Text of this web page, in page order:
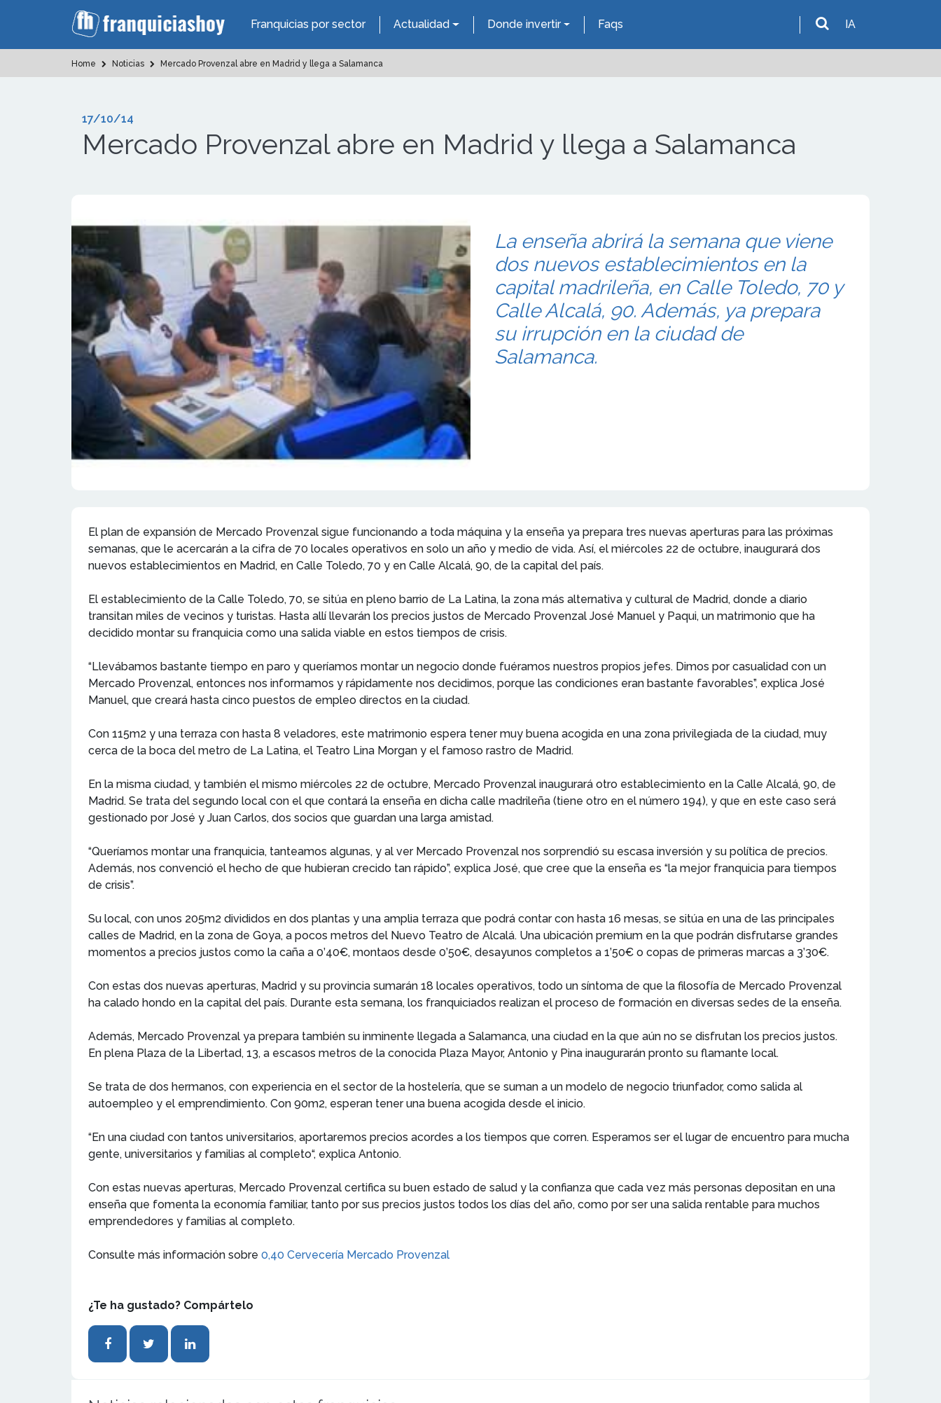
Franquicias por sector Actualidad Donde invertir Faqs IA
Home Noticias Mercado Provenzal abre en Madrid y llega a Salamanca
17/10/14
Mercado Provenzal abre en Madrid y llega a Salamanca
La enseña abrirá la semana que viene
dos nuevos establecimientos en la
capital madrileña, en Calle Toledo, 70 y
Calle Alcalá, 90. Además, ya prepara
su irrupción en la ciudad de
Salamanca.
El plan de expansión de Mercado Provenzal sigue funcionando a toda máquina y la enseña ya prepara tres nuevas aperturas para las próximas
semanas, que le acercarán a la cifra de 70 locales operativos en solo un año y medio de vida. Así, el miércoles 22 de octubre, inaugurará dos
nuevos establecimientos en Madrid, en Calle Toledo, 70 y en Calle Alcalá, 90, de la capital del país.
El establecimiento de la Calle Toledo, 70, se sitúa en pleno barrio de La Latina, la zona más alternativa y cultural de Madrid, donde a diario
transitan miles de vecinos y turistas. Hasta allí llevarán los precios justos de Mercado Provenzal José Manuel y Paqui, un matrimonio que ha
decidido montar su franquicia como una salida viable en estos tiempos de crisis.
“Llevábamos bastante tiempo en paro y queríamos montar un negocio donde fuéramos nuestros propios jefes. Dimos por casualidad con un
Mercado Provenzal, entonces nos informamos y rápidamente nos decidimos, porque las condiciones eran bastante favorables”, explica José
Manuel, que creará hasta cinco puestos de empleo directos en la ciudad.
Con 115m2 y una terraza con hasta 8 veladores, este matrimonio espera tener muy buena acogida en una zona privilegiada de la ciudad, muy
cerca de la boca del metro de La Latina, el Teatro Lina Morgan y el famoso rastro de Madrid.
En la misma ciudad, y también el mismo miércoles 22 de octubre, Mercado Provenzal inaugurará otro establecimiento en la Calle Alcalá, 90, de
Madrid. Se trata del segundo local con el que contará la enseña en dicha calle madrileña (tiene otro en el número 194), y que en este caso será
gestionado por José y Juan Carlos, dos socios que guardan una larga amistad.
“Queríamos montar una franquicia, tanteamos algunas, y al ver Mercado Provenzal nos sorprendió su escasa inversión y su política de precios.
Además, nos convenció el hecho de que hubieran crecido tan rápido”, explica José, que cree que la enseña es “la mejor franquicia para tiempos
de crisis”.
Su local, con unos 205m2 divididos en dos plantas y una amplia terraza que podrá contar con hasta 16 mesas, se sitúa en una de las principales
calles de Madrid, en la zona de Goya, a pocos metros del Nuevo Teatro de Alcalá. Una ubicación premium en la que podrán disfrutarse grandes
momentos a precios justos como la caña a 0’40€, montaos desde 0’50€, desayunos completos a 1’50€ o copas de primeras marcas a 3’30€.
Con estas dos nuevas aperturas, Madrid y su provincia sumarán 18 locales operativos, todo un síntoma de que la filosofía de Mercado Provenzal
ha calado hondo en la capital del país. Durante esta semana, los franquiciados realizan el proceso de formación en diversas sedes de la enseña.
Además, Mercado Provenzal ya prepara también su inminente llegada a Salamanca, una ciudad en la que aún no se disfrutan los precios justos.
En plena Plaza de la Libertad, 13, a escasos metros de la conocida Plaza Mayor, Antonio y Pina inaugurarán pronto su flamante local.
Se trata de dos hermanos, con experiencia en el sector de la hostelería, que se suman a un modelo de negocio triunfador, como salida al
autoempleo y el emprendimiento. Con 90m2, esperan tener una buena acogida desde el inicio.
“En una ciudad con tantos universitarios, aportaremos precios acordes a los tiempos que corren. Esperamos ser el lugar de encuentro para mucha
gente, universitarios y familias al completo“, explica Antonio.
Con estas nuevas aperturas, Mercado Provenzal certifica su buen estado de salud y la confianza que cada vez más personas depositan en una
enseña que fomenta la economía familiar, tanto por sus precios justos todos los días del año, como por ser una salida rentable para muchos
emprendedores y familias al completo.
Consulte más información sobre 0,40 Cervecería Mercado Provenzal
¿Te ha gustado? Compártelo